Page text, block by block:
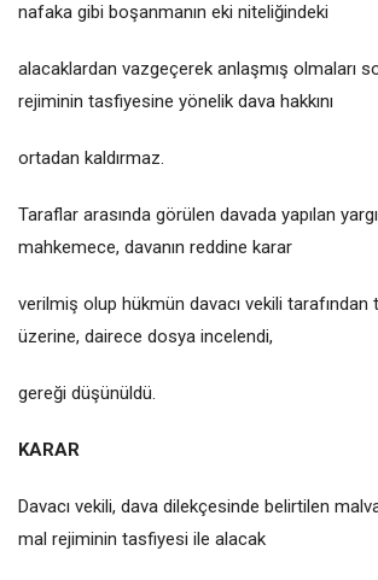
nafaka gibi boşanmanın eki niteliğindeki
alacaklardan vazgeçerek anlaşmış olmaları
rejiminin tasfiyesine yönelik dava hakkını
ortadan kaldırmaz.
Taraflar arasında görülen davada yapılan
mahkemece, davanın reddine karar
verilmiş olup hükmün davacı vekili
üzerine, dairece dosya incelendi,
gereği düşünüldü.
KARAR
Davacı vekili, dava dilekçesinde belirtilen
mal rejiminin tasfiyesi ile alacak